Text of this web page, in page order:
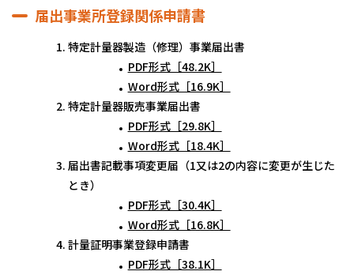
届出事業所登録関係申請書
特定計量器製造（修理）事業届出書
PDF形式［48.2K］
Word形式［16.9K］
特定計量器販売事業届出書
PDF形式［29.8K］
Word形式［18.4K］
届出書記載事項変更届（1又は2の内容に変更が生じた
とき）
PDF形式［30.4K］
Word形式［16.8K］
計量証明事業登録申請書
PDF形式［38.1K］